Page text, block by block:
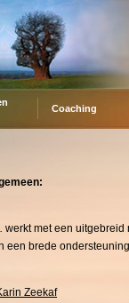
Coaching
werkt met een uitgebreid
een brede
Zeekaf